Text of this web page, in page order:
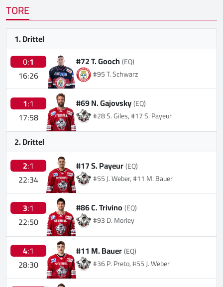
TORE
1. Drittel
0:1
16:26
#72 T. Gooch(EQ)
#95 T. Schwarz
1:1
17:58
#69 N. Gajovsky(EQ)
#28 S. Giles, #17 S. Payeur
2. Drittel
2:1
22:34
#17 S. Payeur(EQ)
#55 J. Weber, #11 M. Bauer
3:1
22:50
#86 C. Trivino(EQ)
#93 D. Morley
4:1
28:30
#11 M. Bauer(EQ)
#36 P. Preto, #55 J. Weber